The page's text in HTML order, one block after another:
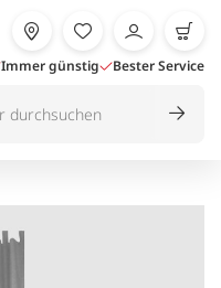
Immer günstig Bester Service